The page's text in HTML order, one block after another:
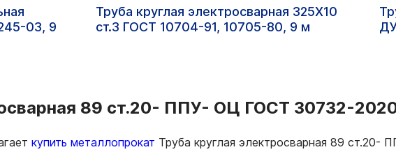
03, 9
Труба круглая электросварная 325Х10
ст.3 ГОСТ 10704-91, 10705-80, 9 м
89 ст.20- ППУ- ОЦ ГОСТ 30732-
купить металлопрокат Труба круглая электросварная 89